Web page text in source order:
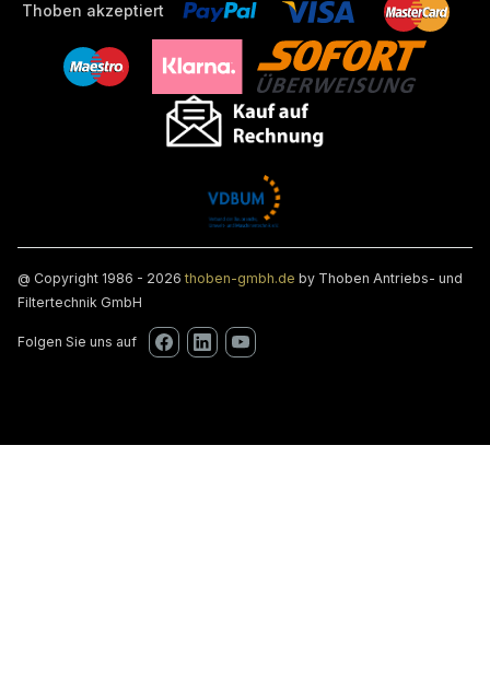
Thoben akzeptiert
@ Copyright 1986 - 2026thoben-gmbh.de by Thoben Antriebs- und
Filtertechnik GmbH
Folgen Sie uns auf